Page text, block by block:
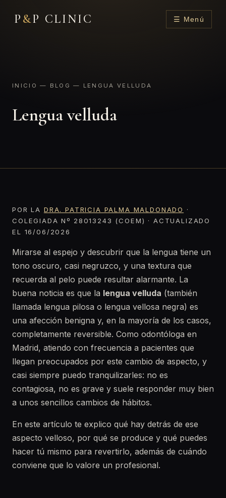
P &P CLINIC ☰ Menú
INICIO — BLOG — LENGUA VELLUDA
Lengua velluda
POR LA DRA. PATRICIA PALMA MALDONADO
·
COLEGIADA Nº 28013243 (COEM) · ACTUALIZADO
EL 16/06/2026
Mirarse al espejo y descubrir que la lengua tiene un
tono oscuro, casi negruzco, y una textura que
recuerda al pelo puede resultar alarmante. La
buena noticia es que la lengua velluda (también
llamada lengua pilosa o lengua vellosa negra) es
una afección benigna y, en la mayoría de los casos,
completamente reversible. Como odontóloga en
Madrid, atiendo con frecuencia a pacientes que
llegan preocupados por este cambio de aspecto, y
casi siempre puedo tranquilizarles: no es
contagiosa, no es grave y suele responder muy bien
a unos sencillos cambios de hábitos.
En este artículo te explico qué hay detrás de ese
aspecto velloso, por qué se produce y qué puedes
hacer tú mismo para revertirlo, además de cuándo
conviene que lo valore un profesional.